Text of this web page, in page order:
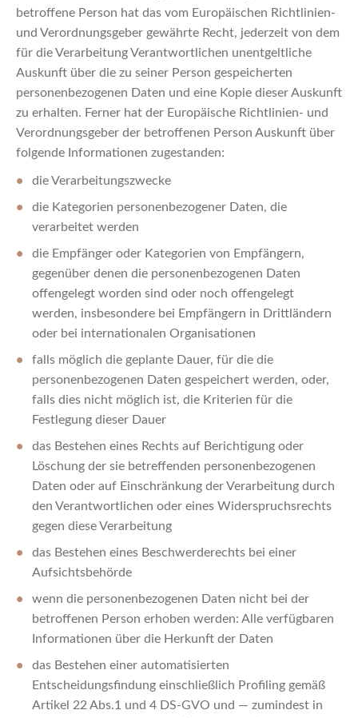
betroffene Person hat das vom Europäischen Richtlinien-
und Verordnungsgeber gewährte Recht, jederzeit von dem
für die Verarbeitung Verantwortlichen unentgeltliche
Auskunft über die zu seiner Person gespeicherten
personenbezogenen Daten und eine Kopie dieser Auskunft
zu erhalten. Ferner hat der Europäische Richtlinien- und
Verordnungsgeber der betroffenen Person Auskunft über
folgende Informationen zugestanden:
die Verarbeitungszwecke
die Kategorien personenbezogener Daten, die
verarbeitet werden
die Empfänger oder Kategorien von Empfängern,
gegenüber denen die personenbezogenen Daten
offengelegt worden sind oder noch offengelegt
werden, insbesondere bei Empfängern in Drittländern
oder bei internationalen Organisationen
falls möglich die geplante Dauer, für die die
personenbezogenen Daten gespeichert werden, oder,
falls dies nicht möglich ist, die Kriterien für die
Festlegung dieser Dauer
das Bestehen eines Rechts auf Berichtigung oder
Löschung der sie betreffenden personenbezogenen
Daten oder auf Einschränkung der Verarbeitung durch
den Verantwortlichen oder eines Widerspruchsrechts
gegen diese Verarbeitung
das Bestehen eines Beschwerderechts bei einer
Aufsichtsbehörde
wenn die personenbezogenen Daten nicht bei der
betroffenen Person erhoben werden: Alle verfügbaren
Informationen über die Herkunft der Daten
das Bestehen einer automatisierten
Entscheidungsfindung einschließlich Profiling gemäß
Artikel 22 Abs.1 und 4 DS-GVO und — zumindest in